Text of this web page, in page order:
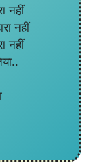
नहीं
नहीं
नहीं